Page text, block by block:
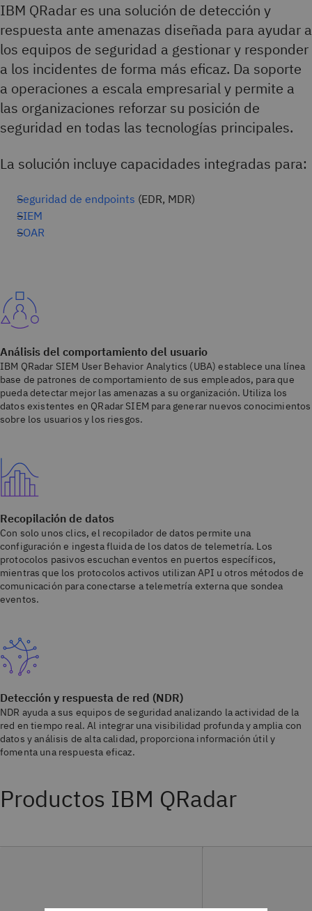
IBM QRadar es una solución de detección y
respuesta ante amenazas diseñada para ayudar a
los equipos de seguridad a gestionar y responder
a los incidentes de forma más eficaz. Da soporte
a operaciones a escala empresarial y permite a
las organizaciones reforzar su posición de
seguridad en todas las tecnologías principales.
La solución incluye capacidades integradas para:
Seguridad de endpoints (EDR, MDR)
SIEM
SOAR
Análisis del comportamiento del usuario
IBM QRadar SIEM User Behavior Analytics (UBA) establece una línea
base de patrones de comportamiento de sus empleados, para que
pueda detectar mejor las amenazas a su organización. Utiliza los
datos existentes en QRadar SIEM para generar nuevos conocimientos
sobre los usuarios y los riesgos.
Recopilación de datos
Con solo unos clics, el recopilador de datos permite una
configuración e ingesta fluida de los datos de telemetría. Los
protocolos pasivos escuchan eventos en puertos específicos,
mientras que los protocolos activos utilizan API u otros métodos de
comunicación para conectarse a telemetría externa que sondea
eventos.
Detección y respuesta de red (NDR)
NDR ayuda a sus equipos de seguridad analizando la actividad de la
red en tiempo real. Al integrar una visibilidad profunda y amplia con
datos y análisis de alta calidad, proporciona información útil y
fomenta una respuesta eficaz.
Productos IBM QRadar